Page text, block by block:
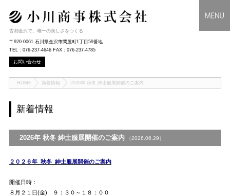
古都金沢で、唯一の美しさをつくる
〒920-0061 石川県金沢市問屋町1丁目59番地
TEL : 076-237-4646 FAX : 076-237-4785
お問い合わせ
HOME 新着情報 2026年 秋冬 紳士服展開催のご案内
新着情報
2026年 秋冬 紳士服展開催のご案内 （2026.06.29）
２０２６年 秋冬 紳士服展開催のご案内
開催日時：
８月２１日(金) ９：３０～１８：００